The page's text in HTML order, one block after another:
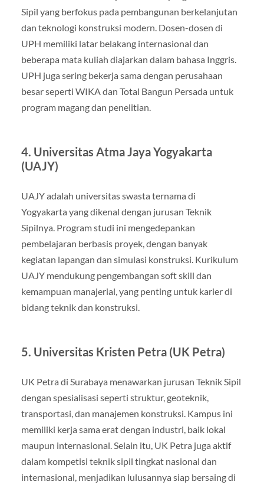
Sipil yang berfokus pada pembangunan berkelanjutan
dan teknologi konstruksi modern. Dosen-dosen di
UPH memiliki latar belakang internasional dan
beberapa mata kuliah diajarkan dalam bahasa Inggris.
UPH juga sering bekerja sama dengan perusahaan
besar seperti WIKA dan Total Bangun Persada untuk
program magang dan penelitian.
4. Universitas Atma Jaya Yogyakarta
(UAJY)
UAJY adalah universitas swasta ternama di
Yogyakarta yang dikenal dengan jurusan Teknik
Sipilnya. Program studi ini mengedepankan
pembelajaran berbasis proyek, dengan banyak
kegiatan lapangan dan simulasi konstruksi. Kurikulum
UAJY mendukung pengembangan soft skill dan
kemampuan manajerial, yang penting untuk karier di
bidang teknik dan konstruksi.
5. Universitas Kristen Petra (UK Petra)
UK Petra di Surabaya menawarkan jurusan Teknik Sipil
dengan spesialisasi seperti struktur, geoteknik,
transportasi, dan manajemen konstruksi. Kampus ini
memiliki kerja sama erat dengan industri, baik lokal
maupun internasional. Selain itu, UK Petra juga aktif
dalam kompetisi teknik sipil tingkat nasional dan
internasional, menjadikan lulusannya siap bersaing di